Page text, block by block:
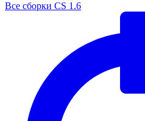
Все сборки CS 1.6